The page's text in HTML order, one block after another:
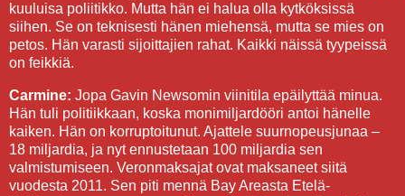
kuuluisa poliitikko. Mutta hän ei halua olla kytköksissä
siihen. Se on teknisesti hänen miehensä, mutta se mies on
petos. Hän varasti sijoittajien rahat. Kaikki näissä tyypeissä
on feikkiä.
Carmine: Jopa Gavin Newsomin viinitila epäilyttää minua.
Hän tuli politiikkaan, koska monimiljardööri antoi hänelle
kaiken. Hän on korruptoitunut. Ajattele suurnopeusjunaa –
18 miljardia, ja nyt ennustetaan 100 miljardia sen
valmistumiseen. Veronmaksajat ovat maksaneet siitä
vuodesta 2011. Sen piti mennä Bay Areasta Etelä-